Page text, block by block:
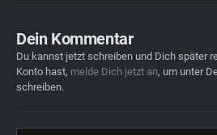
Dein Kommentar
Du kannst jetzt schreiben und Dich später
Konto hast, melde Dich jetzt an, um unter
schreiben.